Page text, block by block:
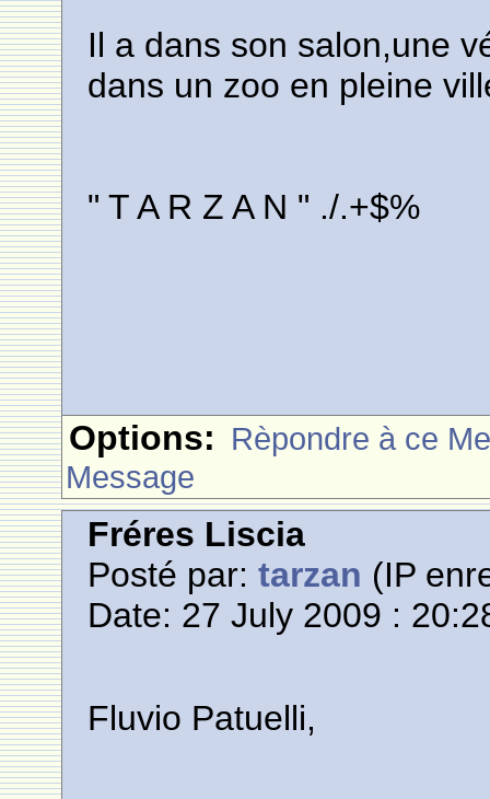
Il a dans son salon,une
dans un zoo en pleine
" T A R Z A N " ./.+$%
Options: Rèpondre à ce
Message
Fréres Liscia
Posté par:tarzan (IP
Date: 27 July 2009 :
Fluvio Patuelli,